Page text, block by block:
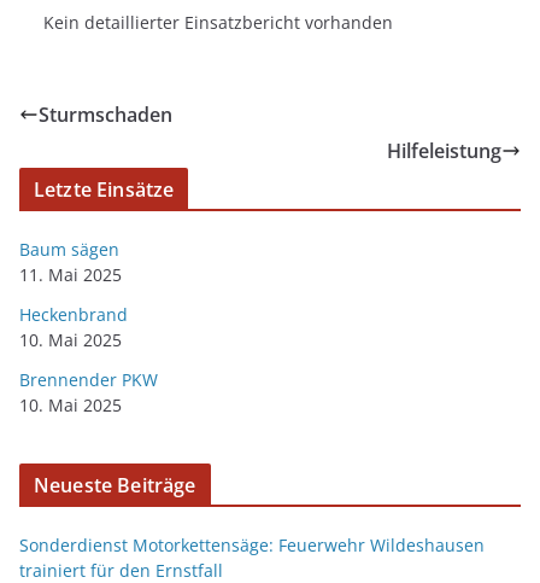
Kein detaillierter Einsatzbericht vorhanden
Sturmschaden
Hilfeleistung
Letzte Einsätze
Baum sägen
11. Mai 2025
Heckenbrand
10. Mai 2025
Brennender PKW
10. Mai 2025
Neueste Beiträge
Sonderdienst Motorkettensäge: Feuerwehr Wildeshausen
trainiert für den Ernstfall